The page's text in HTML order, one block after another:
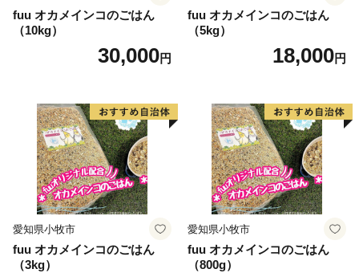
fuu オカメインコのごはん
（10kg）
30,000円
fuu オカメインコのごはん
（5kg）
18,000円
愛知県小牧市
fuu オカメインコのごはん
（3kg）
愛知県小牧市
fuu オカメインコのごはん
（800g）